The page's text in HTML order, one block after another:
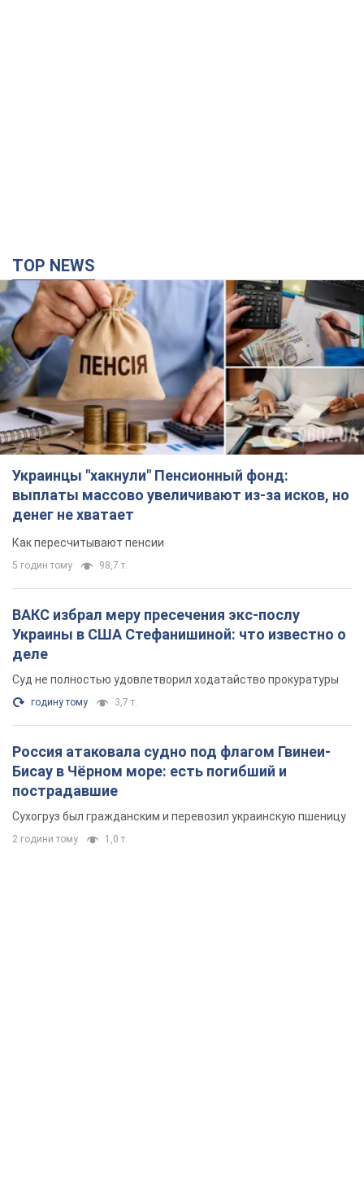
TOP NEWS
Украинцы "хакнули" Пенсионный фонд:
выплаты массово увеличивают из-за исков, но
денег не хватает
Как пересчитывают пенсии
5 годин тому 98,7 т.
ВАКС избрал меру пресечения экс-послу
Украины в США Стефанишиной: что известно о
деле
Суд не полностью удовлетворил ходатайство прокуратуры
годину тому 3,7 т.
Россия атаковала судно под флагом Гвинеи-
Бисау в Чёрном море: есть погибший и
пострадавшие
Сухогруз был гражданским и перевозил украинскую пшеницу
2 години тому 1,0 т.